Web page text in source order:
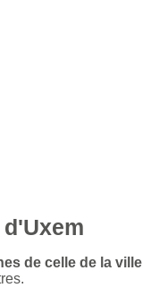
de celle de la ville